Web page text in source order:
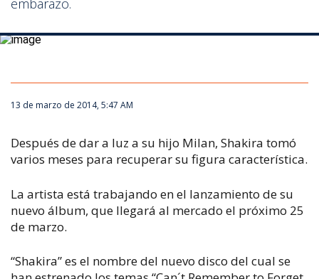
embarazo.
En la publicación la cantante también ofreció una entrevista
13 de marzo de 2014, 5:47 AM
Después de dar a luz a su hijo Milan, Shakira tomó
varios meses para recuperar su figura característica.
La artista está trabajando en el lanzamiento de su
nuevo álbum, que llegará al mercado el próximo 25
de marzo.
“Shakira” es el nombre del nuevo disco del cual se